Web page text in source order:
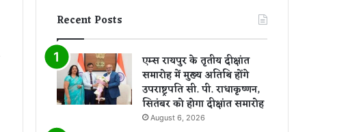
Recent Posts
एम्स रायपुर के तृतीय दीक्षांत
समारोह में मुख्य अतिथि होंगे
उपराष्ट्रपति सी. पी. राधाकृष्णन,
सितंबर को होगा दीक्षांत समारोह
August 6, 2026